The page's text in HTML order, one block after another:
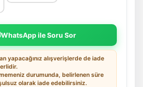
WhatsApp ile Soru Sor
yapacağınız alışverişlerde de iade
durumunda, belirlenen süre
olarak iade edebilirsiniz.